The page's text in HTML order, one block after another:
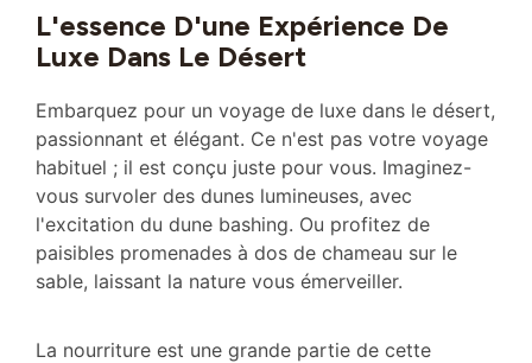
L'essence D'une Expérience De
Luxe Dans Le Désert
Embarquez pour un voyage de luxe dans le désert,
passionnant et élégant. Ce n'est pas votre voyage
habituel ; il est conçu juste pour vous. Imaginez-
vous survoler des dunes lumineuses, avec
l'excitation du dune bashing. Ou profitez de
paisibles promenades à dos de chameau sur le
sable, laissant la nature vous émerveiller.
La nourriture est une grande partie de cette